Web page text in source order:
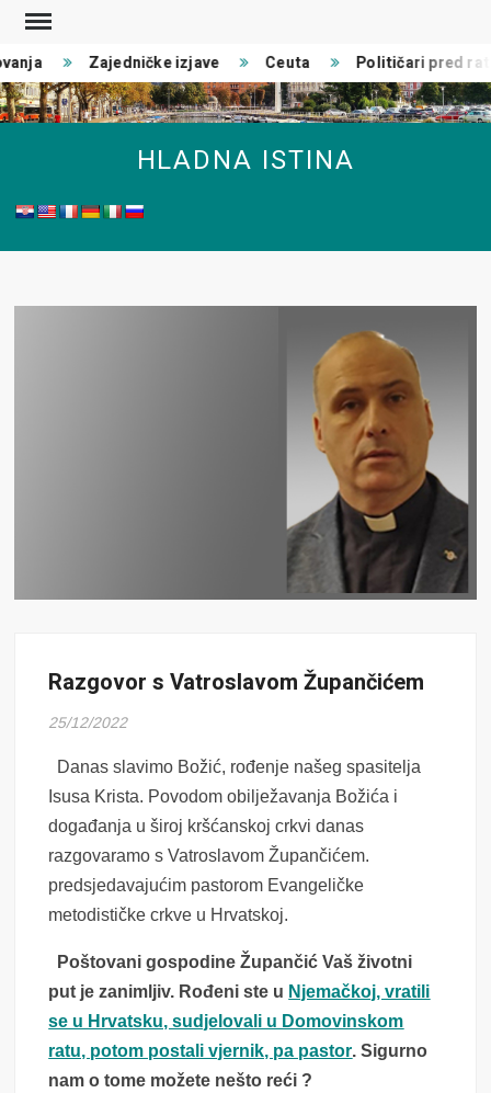
Skip
content
Zajedničke izjave Ceuta Političari pred rat
HLADNA ISTINA
Razgovor s Vatroslavom Župančićem
25/12/2022
Danas slavimo Božić, rođenje našeg spasitelja
Isusa Krista. Povodom obilježavanja Božića i
događanja u široj kršćanskoj crkvi danas
razgovaramo s Vatroslavom Župančićem.
predsjedavajućim pastorom Evangeličke
metodističke crkve u Hrvatskoj.
Poštovani gospodine Župančić Vaš životni
put je zanimljiv. Rođeni ste u Njemačkoj, vratili
se u Hrvatsku, sudjelovali u Domovinskom
ratu, potom postali vjernik, pa pastor. Sigurno
nam o tome možete nešto reći ?